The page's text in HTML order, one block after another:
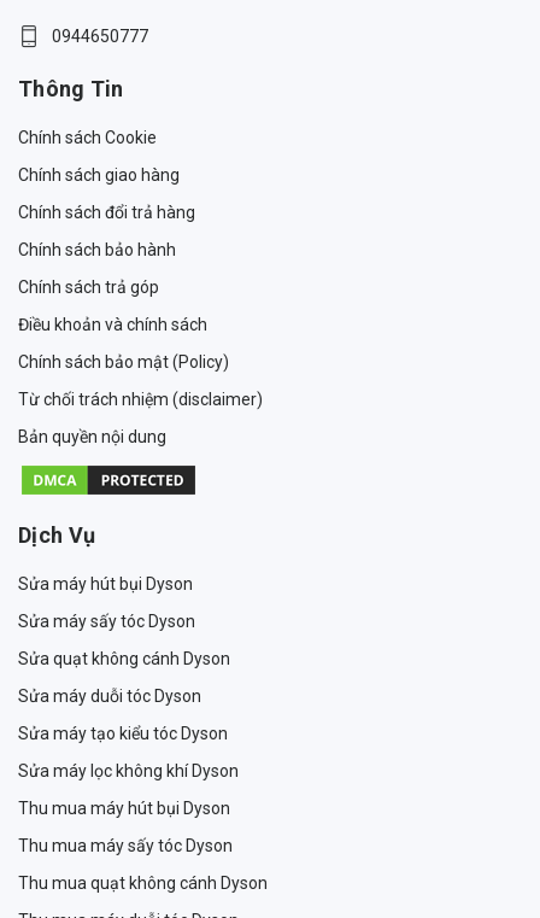
0944650777
Thông Tin
Chính sách Cookie
Chính sách giao hàng
Chính sách đổi trả hàng
Chính sách bảo hành
Chính sách trả góp
Điều khoản và chính sách
Chính sách bảo mật (Policy)
Từ chối trách nhiệm (disclaimer)
Bản quyền nội dung
Dịch Vụ
Sửa máy hút bụi Dyson
Sửa máy sấy tóc Dyson
Sửa quạt không cánh Dyson
Sửa máy duỗi tóc Dyson
Sửa máy tạo kiểu tóc Dyson
Sửa máy lọc không khí Dyson
Thu mua máy hút bụi Dyson
Thu mua máy sấy tóc Dyson
Thu mua quạt không cánh Dyson